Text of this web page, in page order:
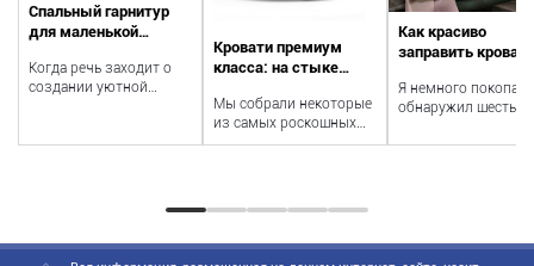
Спальный гарнитур
для маленькой
Когда речь заходит о
создании уютной
выбор мебели может
Кровати премиум
класса: на стыке
технологий
Мы собрали некоторые
из самых роскошных
кроватей, доступных в
Как красиво
заправить
Я немного
обнаружил шесть
делают кровати в